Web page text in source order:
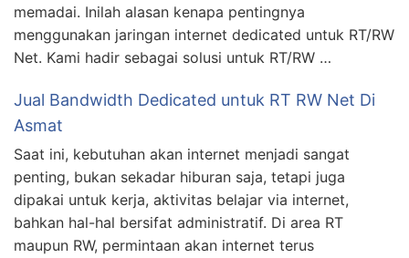
memadai. Inilah alasan kenapa pentingnya
menggunakan jaringan internet dedicated untuk RT/RW
Net. Kami hadir sebagai solusi untuk RT/RW …
Jual Bandwidth Dedicated untuk RT RW Net Di
Asmat
Saat ini, kebutuhan akan internet menjadi sangat
penting, bukan sekadar hiburan saja, tetapi juga
dipakai untuk kerja, aktivitas belajar via internet,
bahkan hal-hal bersifat administratif. Di area RT
maupun RW, permintaan akan internet terus